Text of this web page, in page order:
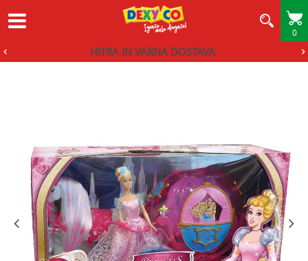
0
HITRA IN VARNA DOSTAVA